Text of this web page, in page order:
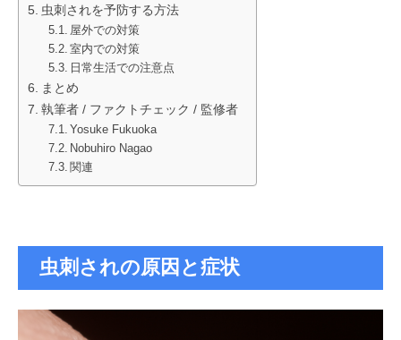
虫刺されを予防する方法
屋外での対策
室内での対策
日常生活での注意点
まとめ
執筆者 / ファクトチェック / 監修者
Yosuke Fukuoka
Nobuhiro Nagao
関連
虫刺されの原因と症状